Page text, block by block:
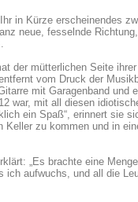
in Kürze erscheinendes
neue, fesselnde
der mütterlichen Seite
vom Druck der
mit Garagenband und
war, mit all diesen
ein Spaß“, erinnert sie
Keller zu kommen und in
„Es brachte eine
ich aufwuchs, und all die